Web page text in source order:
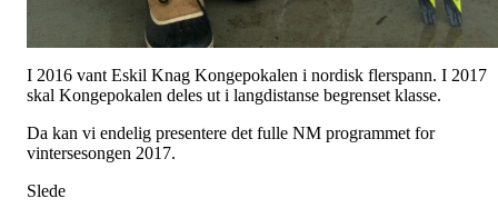
I 2016 vant Eskil Knag Kongepokalen i nordisk flerspann. I 2017
skal Kongepokalen deles ut i langdistanse begrenset klasse.
Da kan vi endelig presentere det fulle NM programmet for
vintersesongen 2017.
Slede